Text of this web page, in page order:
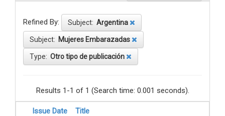
Refined By: Subject: Argentina
Subject: Mujeres Embarazadas
Type: Otro tipo de publicación
Results 1-1 of 1 (Search time: 0.001 seconds).
Issue Date Title